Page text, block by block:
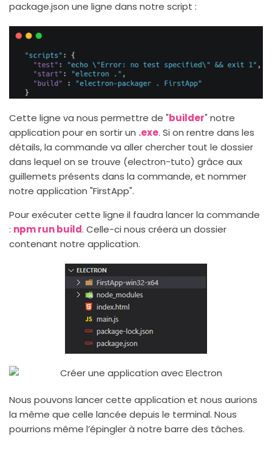
package.json une ligne dans notre script :
Cette ligne va nous permettre de "builder" notre
application pour en sortir un .exe. Si on rentre dans les
détails, la commande va aller chercher tout le dossier
dans lequel on se trouve (electron-tuto) grâce aux
guillemets présents dans la commande, et nommer
notre application "FirstApp".
Pour exécuter cette ligne il faudra lancer la commande
: npm run build. Celle-ci nous créera un dossier
contenant notre application.
Nous pouvons lancer cette application et nous aurions
la même que celle lancée depuis le terminal. Nous
pourrions même l’épingler à notre barre des tâches.